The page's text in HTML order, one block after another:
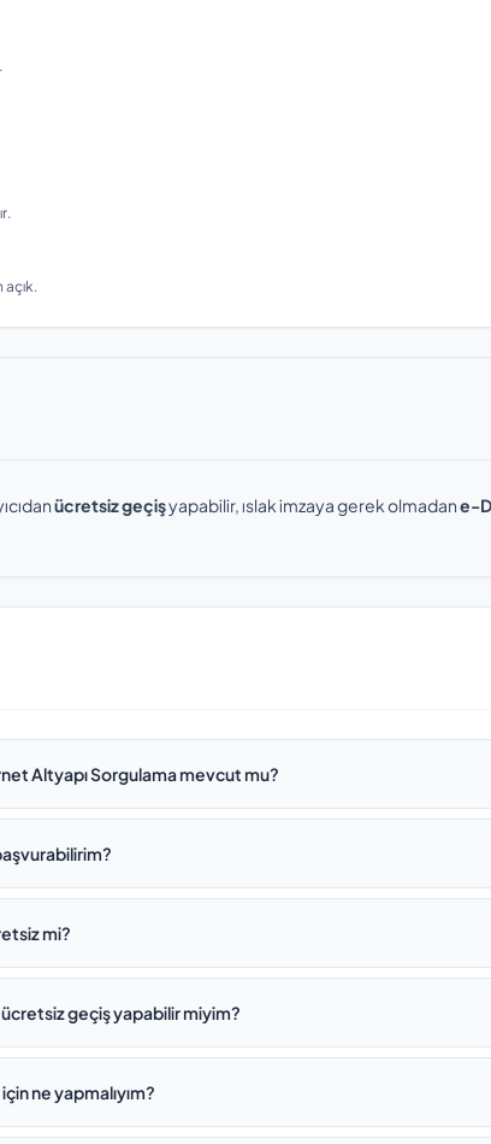
açık.
ücretsiz geçişyapabilir, ıslak imzaya gerek olmadane-
Altyapı Sorgulama mevcut mu?
mi?
geçiş yapabilir miyim?
ne yapmalıyım?